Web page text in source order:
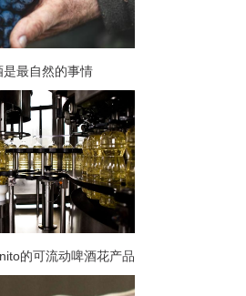
最自然的事情
的可流动啤酒花产品
低产品损失和清理